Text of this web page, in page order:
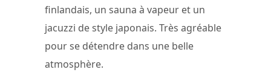
finlandais, un sauna à vapeur et un
jacuzzi de style japonais. Très agréable
pour se détendre dans une belle
atmosphère.